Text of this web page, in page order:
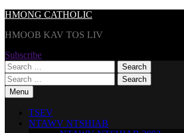
Skip
content
HMONG CATHOLIC
HMOOB KAV TOS LIV
Subscribe
Search
for:
Search
for:Menu
TSEV
NTAWV NTSHIAB